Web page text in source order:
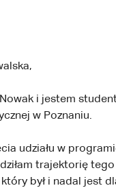
Nowak i jestem
w Poznaniu.
udziału w
trajektorię
był i nadal jest